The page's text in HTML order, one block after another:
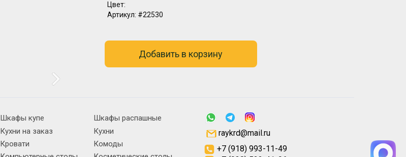
Цвет:
Артикул: #22530
Добавить в корзину
Шкафы купе
Шкафы распашные
Кухни на заказ
Кухни
Кровати
Комоды
+7 (918) 993-11-49
raykrd@mail.ru